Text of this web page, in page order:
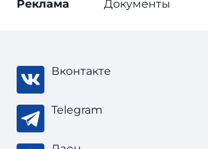
Реклама Документы
Вконтакте
Telegram